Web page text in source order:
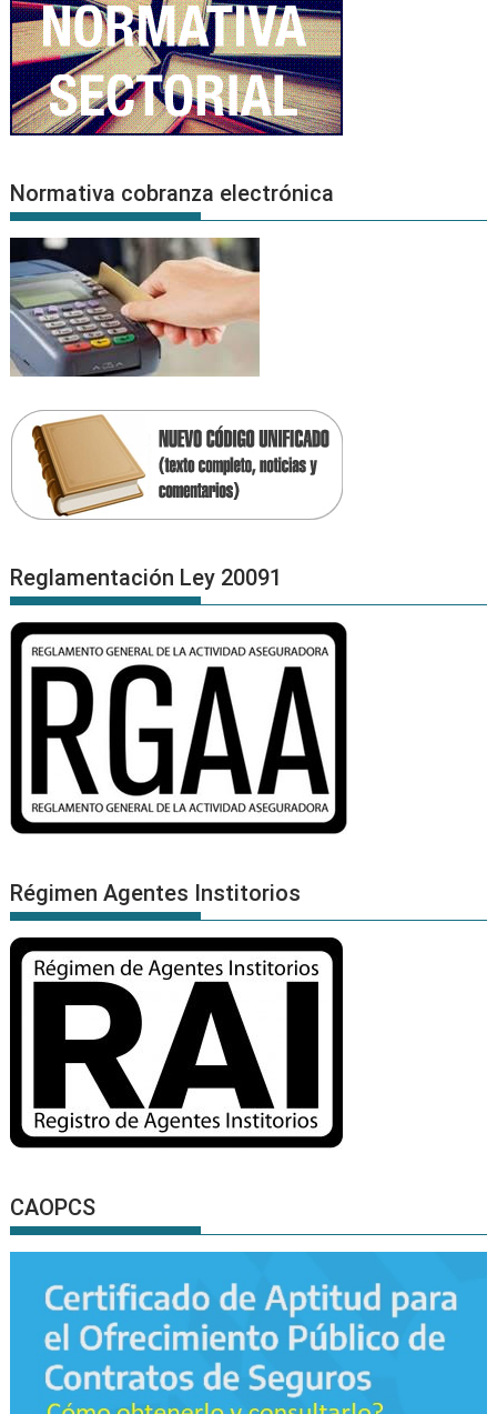
Normativa cobranza electrónica
Reglamentación Ley 20091
Régimen Agentes Institorios
CAOPCS